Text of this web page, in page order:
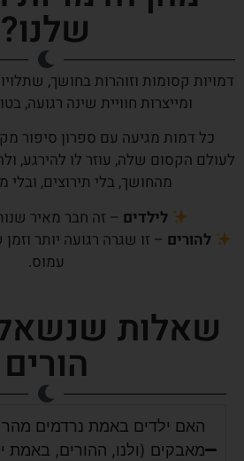
שלנו?
דמויות קסומות וזוהרות בחושך,
ומייצרות חוויית שינה רגועה,
כל דמות מגיעה עם ספרון סיפור
לעולם הקסום שלה, עוזר לו להירגע,
מהחושך, בלי תירוצים,
לילדים – זה חבר מאיר
להורים – זו שגרה רגועה יותר
עמוס.
שאלות
הורים
האם ילדים באמת נרדמים מהר
מאבקים (ולנו, ההורים, באמת